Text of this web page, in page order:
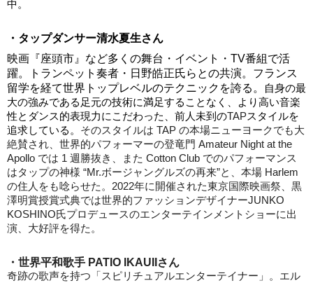
中。
・タップダンサー清水夏生さん
映画『座頭市』など多くの舞台・イベント・TV番組で活
躍。トランペット奏者・日野皓正氏らとの共演。フランス
留学を経て世界トップレベルのテクニックを誇る。
自身の最
大の強みである足元の技術に満足することなく、より高い音楽
性とダンス的表現力にこだわった、前人未到のTAPスタイルを
追求している。 そのスタイルは TAP の本場ニューヨークでも大
絶賛され、世界的パフォーマーの登竜門 Amateur Night at the
Apollo では 1 週勝抜き、また Cotton Club でのパフォーマンス
はタップの神様 “Mr.ボージャングルズの再来”と、本場 Harlem
の住人をも唸らせた。2022年に開催された東京国際映画祭、黒
澤明賞授賞式典では世界的ファッションデザイナーJUNKO
KOSHINO氏プロデュースのエンターテインメントショーに出
演、大好評を得た。
・世界平和歌手 PATIO IKAUIIさん
奇跡の歌声を持つ「スピリチュアルエンターテイナー」。エル